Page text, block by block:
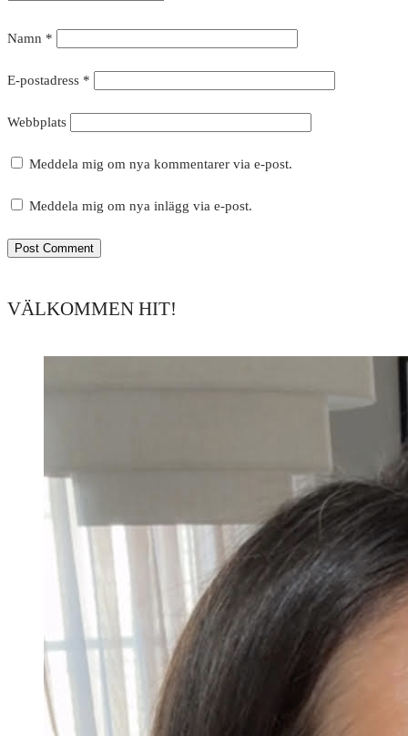
Namn *
E-postadress *
Webbplats
Meddela mig om nya kommentarer via e-post.
Meddela mig om nya inlägg via e-post.
VÄLKOMMEN HIT!